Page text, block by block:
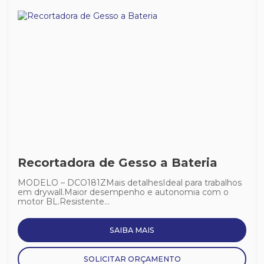
Recortadora de Gesso a Bateria
MODELO – DCO181ZMais detalhesIdeal para trabalhos
em drywall.Maior desempenho e autonomia com o
motor BL.Resistente...
SAIBA MAIS
SOLICITAR ORÇAMENTO